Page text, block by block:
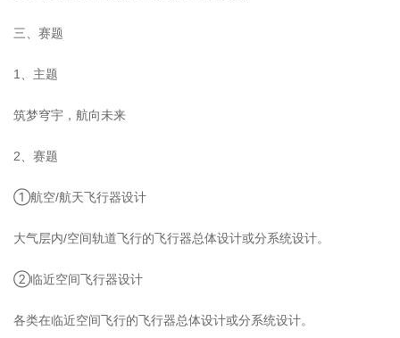
三、赛题
1、主题
筑梦穹宇，航向未来
2、赛题
①航空/航天飞行器设计
大气层内/空间轨道飞行的飞行器总体设计或分系统设计。
②临近空间飞行器设计
各类在临近空间飞行的飞行器总体设计或分系统设计。